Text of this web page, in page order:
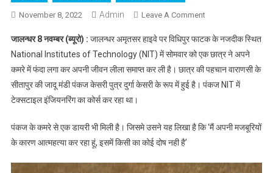
November 8, 2022 Admin Leave A CommentOn जालन्धर के NIT में
जालन्धर 8 नवम्बर (ब्यूरो) : जालन्धर अमृतसर हाइवे पर विधिपुर फाटक के नजदीक स्थित
National Institutes of Technology (NIT) में सोमवार को एक छात्र ने अपने
कमरे में फंदा लगा कर अपनी जीवन लीला समाप्त कर ली है। छात्र की पहचान वाराणसी के
सीतापुर की जादू मंडी पंकज केसरी पुत्र दुर्गा केसरी के रूप में हुई है। पंकज NIT में
टेक्सटाइल इंजियनरिंग का कोर्स कर रहा था।
पंकज के कमरे से एक डायरी भी मिली है। जिसमे उसने यह लिखा है कि ‘मैं अपनी मजबूरियों
के कारण आत्महत्या कर रहा हूं, इसमें किसी का कोई दोष नही है’